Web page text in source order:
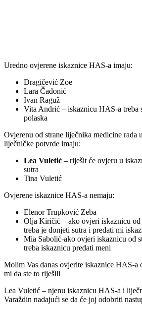
Uredno ovjerene iskaznice HAS-a imaju:
Dragičević Zoe
Lara Čadonić
Ivan Raguž
Vita Andrić – iskaznicu HAS-a treba
polaska
Ovjerenu od strane liječnika medicine
liječničke potvrde imaju:
Lea Vuletić – riješit će ovjeru u
sutra
Tina Vuletić
Ovjerene iskaznice HAS-a nemaju:
Elenor Trupković Zeba
Olja Kiričić – ako ovjeri iskaznicu od
treba je donjeti sutra i predati mi
Mia Sabolić-ako ovjeri iskaznicu od
treba iskaznicu predati meni
Molim Vas danas ovjerite iskaznice HAS-a
mi da ste to riješili
Lea Vuletić – njenu iskaznicu HAS-a i
Varaždin nadajući se da će joj odobriti